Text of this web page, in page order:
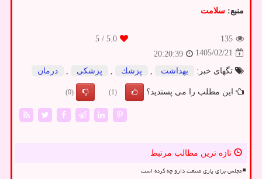
منبع: سلامت
135
5.0
/ 5
1405/02/21
20:20:39
تگهای خبر:
بهداشت پزشك پزشكی درمان
این مطلب را می پسندید؟ (1)
(0)
تازه ترین مطالب مرتبط
مجلس برای یاری صنعت دارو چه کرده است